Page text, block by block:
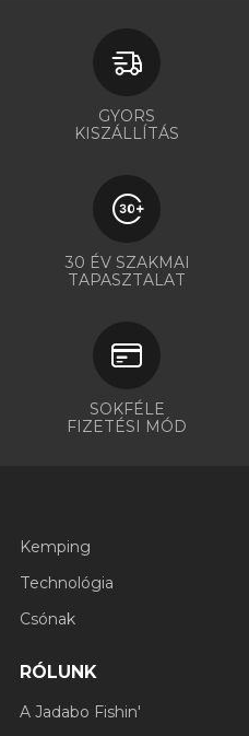
GYORS
KISZÁLLÍTÁS
30 ÉV SZAKMAI
TAPASZTALAT
SOKFÉLE
FIZETÉSI MÓD
Kemping
Technológia
Csónak
RÓLUNK
A Jadabo Fishin'